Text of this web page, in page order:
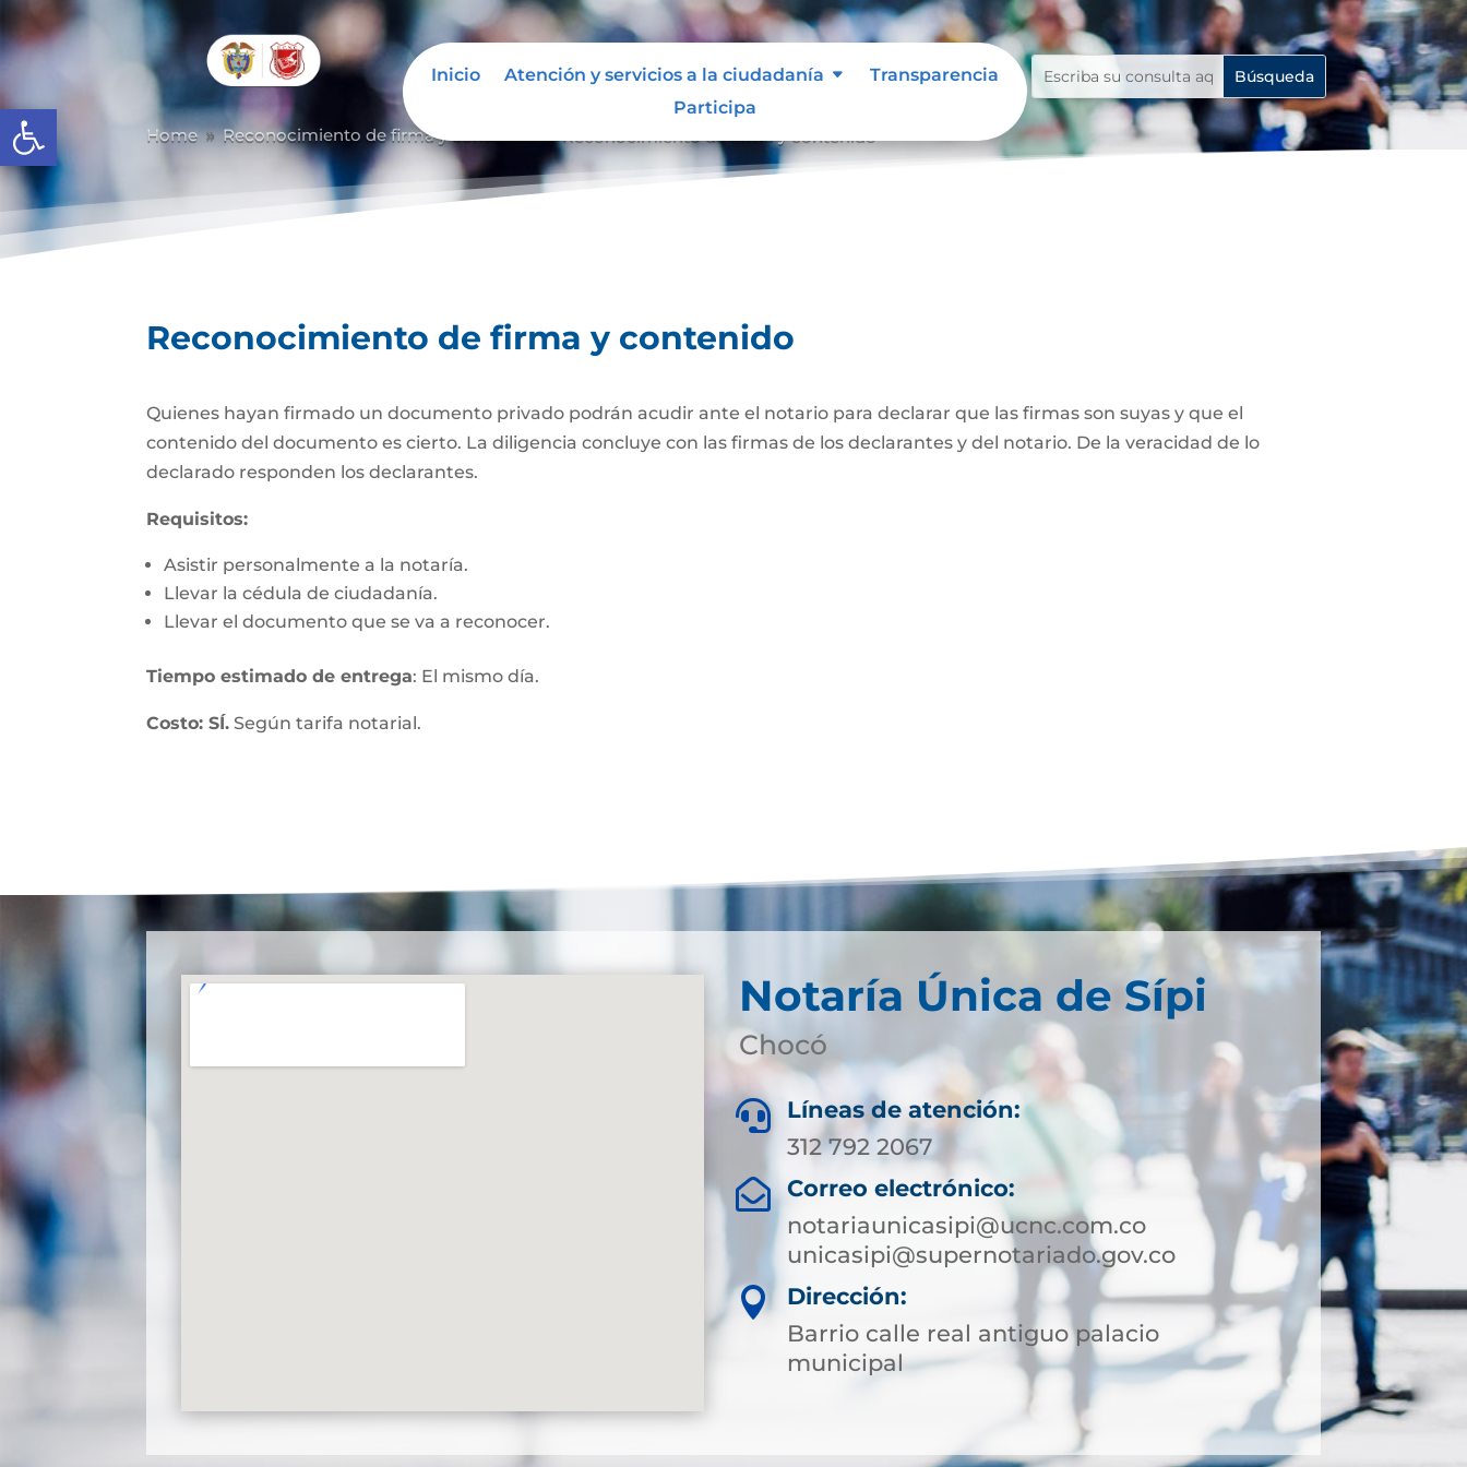
Abrir barra de herramientas
Inicio Atención y servicios a la ciudadanía
Transparencia
Participa
Home 9 Reconocimiento de firma y contenido
Reconocimiento de firma y contenido
Quienes hayan firmado un documento privado podrán acudir ante el notario para declarar que las firmas son suyas y que el
contenido del documento es cierto. La diligencia concluye con las firmas de los declarantes y del notario. De la veracidad de lo
declarado responden los declarantes.
Requisitos:
Asistir personalmente a la notaría.
Llevar la cédula de ciudadanía.
Llevar el documento que se va a reconocer.
Tiempo estimado de entrega: El mismo día.
Costo: SÍ. Según tarifa notarial.
Notaría Única de Sípi
Chocó

Líneas de atención:
312 792 2067
 Correo electrónico:
notariaunicasipi@ucnc.com.co
unicasipi@supernotariado.gov.co

Dirección:
Barrio calle real antiguo palacio
municipal